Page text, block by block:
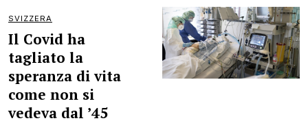
SVIZZERA
Il Covid ha
tagliato la
speranza di vita
come non si
vedeva dal ’45